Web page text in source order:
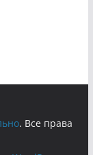
. Все права